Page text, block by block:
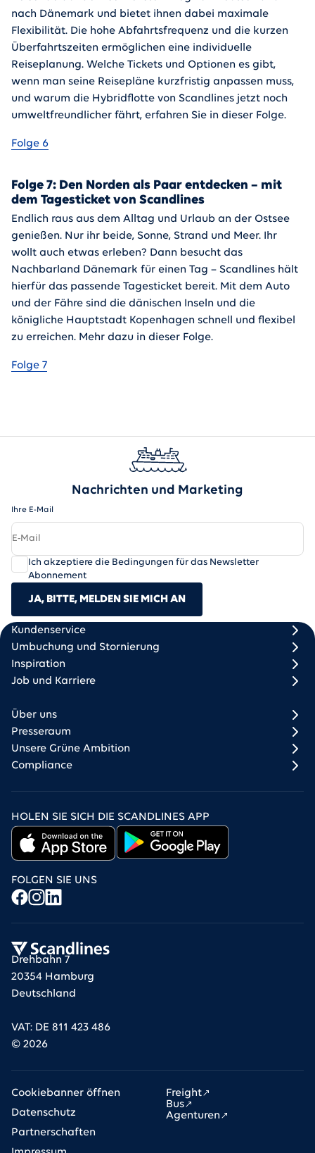
nach Dänemark und bietet ihnen dabei maximale
Flexibilität. Die hohe Abfahrtsfrequenz und die kurzen
Überfahrtszeiten ermöglichen eine individuelle
Reiseplanung. Welche Tickets und Optionen es gibt,
wenn man seine Reisepläne kurzfristig anpassen muss,
und warum die Hybridflotte von Scandlines jetzt noch
umweltfreundlicher fährt, erfahren Sie in dieser Folge.
Folge 6
Folge 7: Den Norden als Paar entdecken – mit
dem Tagesticket von Scandlines
Endlich raus aus dem Alltag und Urlaub an der Ostsee
genießen. Nur ihr beide, Sonne, Strand und Meer. Ihr
wollt auch etwas erleben? Dann besucht das
Nachbarland Dänemark für einen Tag – Scandlines hält
hierfür das passende Tagesticket bereit. Mit dem Auto
und der Fähre sind die dänischen Inseln und die
königliche Hauptstadt Kopenhagen schnell und flexibel
zu erreichen. Mehr dazu in dieser Folge.
Folge 7
Nachrichten und Marketing
Ihre E-Mail
Ich akzeptiere die Bedingungen für das Newsletter
Abonnement
JA, BITTE, MELDEN SIE MICH AN
Scandlines
Drehbahn 7
20354 Hamburg
Deutschland
VAT: DE 811 423 486
© 2026
Footer column 1
Kundenservice
Umbuchung und Stornierung
Inspiration
Job und Karriere
Footer column 2
Über uns
Presseraum
Unsere Grüne Ambition
Compliance
HOLEN SIE SICH DIE SCANDLINES APP
FOLGEN SIE UNS
Freight
Bus
Agenturen
Cookiebanner öffnen
Datenschutz
Partnerschaften